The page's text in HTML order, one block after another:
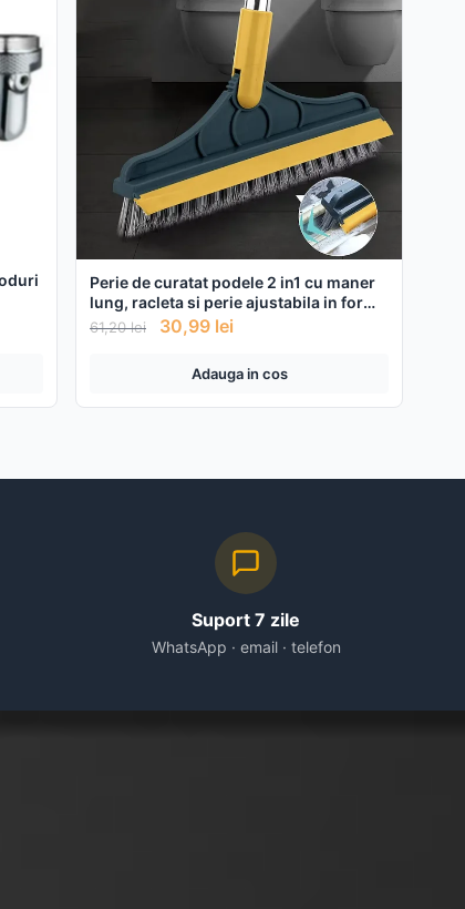
Perie de curatat podele 2 in1 cu maner
lung, racleta si perie ajustabila in forma
de V
61,20lei 30,99 lei
Adauga in cos
Suport 7 zile
WhatsApp · email · telefon